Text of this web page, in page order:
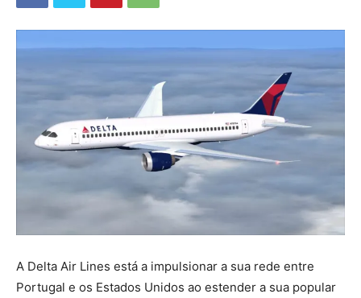
A Delta Air Lines está a impulsionar a sua rede entre
Portugal e os Estados Unidos ao estender a sua popular